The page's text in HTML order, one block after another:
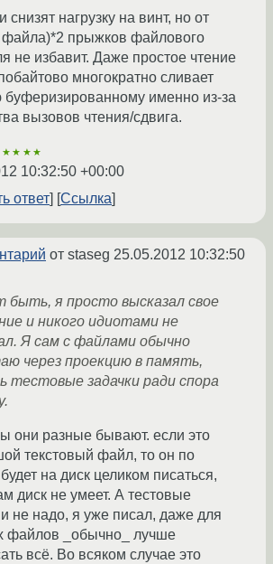
снизят нагрузку на винт, но от
файла)*2 прыжков файлового
не избавит. Даже простое чтение
многократно сливает
буферизированному именно из-за
вызовов чтения/сдвига.
10:32:50 +00:00
ответ
Ссылка
от staseg 25.05.2012 10:32:50
я просто высказал свое
и никого идиотами не
Я сам с файлами обычно
через проекцию в память,
тестовые задачки ради спора
они разные бывают. если это
текстовый файл, то он по
на диск целиком писаться,
диск не умеет. А тестовые
и не надо, я уже писал, даже для
файлов _обычно_ лучше
всё. Во всяком случае это